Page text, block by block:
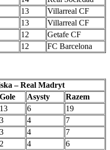
13
Villarreal CF
13
Villarreal CF
12
Getafe CF
12 FC Barcelona
– Real Madryt
Gole Asysty
Razem
13 6
19
3 4
7
3 4
7
2 4
6